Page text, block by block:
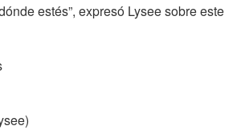
estés”, expresó Lysee sobre este